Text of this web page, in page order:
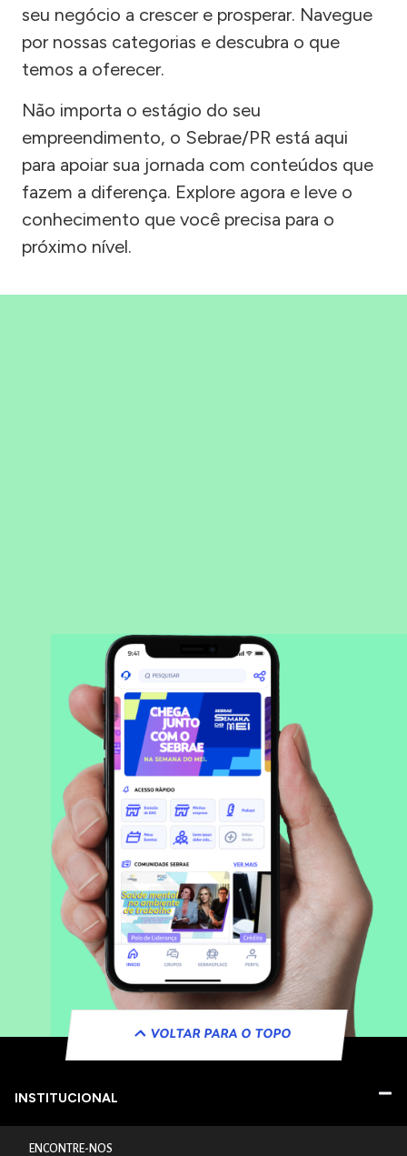
seu negócio a crescer e prosperar. Navegue
por nossas categorias e descubra o que
temos a oferecer.
Não importa o estágio do seu
empreendimento, o Sebrae/PR está aqui
para apoiar sua jornada com conteúdos que
fazem a diferença. Explore agora e leve o
conhecimento que você precisa para o
próximo nível.
VOLTAR PARA O TOPO
INSTITUCIONAL
ENCONTRE-NOS